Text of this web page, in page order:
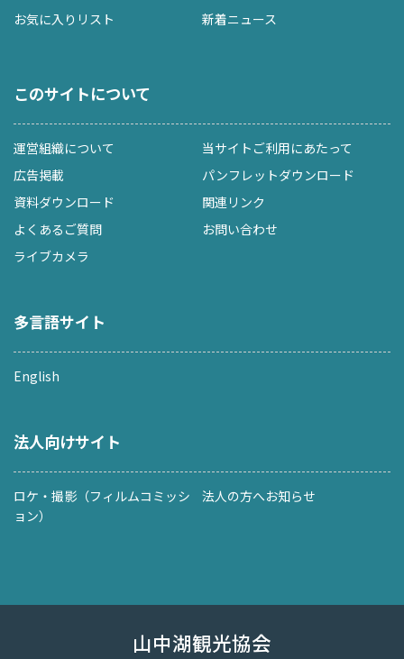
お気に入りリスト
新着ニュース
このサイトについて
運営組織について
当サイトご利用にあたって
広告掲載
パンフレットダウンロード
資料ダウンロード
関連リンク
よくあるご質問
お問い合わせ
ライブカメラ
多言語サイト
English
法人向けサイト
ロケ・撮影（フィルムコミッシ
ョン）
法人の方へお知らせ
山中湖観光協会